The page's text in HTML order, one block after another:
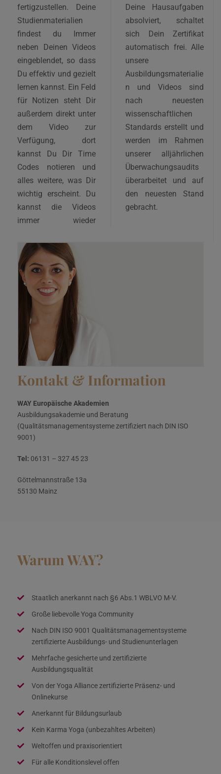
fertigzustellen. Deine
Studienmaterialien
findest du Immer
neben Deinen Videos
eingeblendet, so dass
Du effektiv und gezielt
lernen kannst. Ein Feld
für Notizen steht Dir
außerdem direkt unter
dem Video zur
Verfügung, dort
kannst Du Dir Time
Codes notieren und
alles weitere, was Dir
wichtig erscheint. Du
kannst die Videos
immer wieder
Deine Hausaufgaben
absolviert, schaltet
sich Dein Zertifikat
automatisch frei. Alle
unsere
Ausbildungsmaterialie
n und Videos sind
nach neuesten
wissenschaftlichen
Standards erstellt und
werden im Rahmen
unserer alljährlichen
Überwachungsaudits
überarbeitet und auf
den neuesten Stand
gebracht.
Kontakt & Information
WAY Europäische Akademien
Ausbildungsakademie und Beratung
(Qualitätsmanagementsysteme zertifiziert nach DIN ISO
9001)
Tel: 06131 – 327 45 23
Göttelmannstraße 13a
55130 Mainz
Warum WAY?
Staatlich anerkannt nach §6 Abs.1 WBLVO M-V.
Große liebevolle Yoga Community
Nach DIN ISO 9001 Qualitätsmanagementsysteme
zertifizierte Ausbildungs- und Studienunterlagen
Mehrfache gesicherte und zertifizierte
Ausbildungsqualität
Von der Yoga Alliance zertifizierte Präsenz- und
Onlinekurse
Anerkannt für Bildungsurlaub
Kein Karma Yoga (unbezahltes Arbeiten)
Weltoffen und praxisorientiert
Für alle Konditionslevel offen